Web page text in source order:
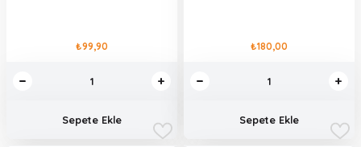
₺99,90
Sepete Ekle
₺180,00
Sepete Ekle